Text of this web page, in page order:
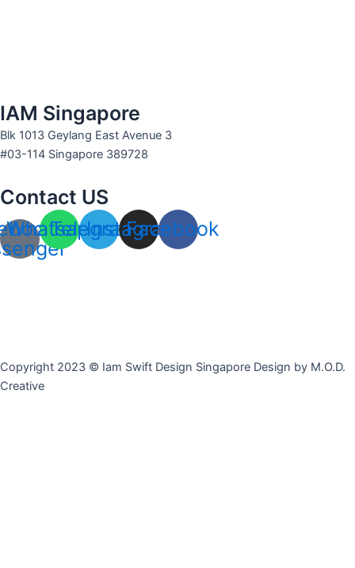
IAM Singapore
Blk 1013 Geylang East Avenue 3
#03-114 Singapore 389728
Contact US
Whatsapp
Telegram
Instagram
Facebook
Copyright 2023 © Iam Swift Design Singapore Design by M.O.D.
Creative